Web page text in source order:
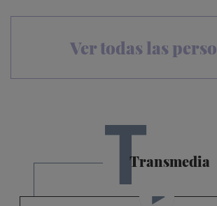
Ver todas las
TTransmedia